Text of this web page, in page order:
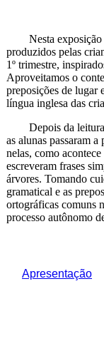
Nesta
produzidos pelas
1º trimestre,
Aproveitamos o
preposições de lugar
língua inglesa das
Depois da
as alunas passaram
nelas, como
escreveram frases
árvores. Tomando
gramatical e as
ortográficas comuns
processo autônomo
Apresentação